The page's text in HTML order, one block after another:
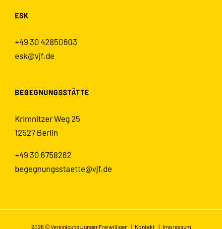
ESK
+49 30 42850603
esk@vjf.de
BEGEGNUNGSSTÄTTE
Krimnitzer Weg 25
12527 Berlin
+49 30 6758262
begegnungsstaette@vjf.de
2026 © Vereinigung Junger Freiwilliger | Kontakt| Impressum